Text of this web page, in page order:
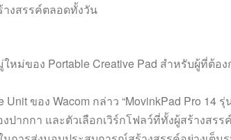
งสรรค์ตลอดทั้งวัน
หม่ของ Portable Creative Pad สำหรับผู้ที่ต้อ
Unit ของ Wacom กล่าว “MovinkPad Pro
กกา และตัวเลือกเวิร์กโฟลว์ที่ทั้งผู้สร้างสร